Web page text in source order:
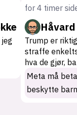
for 4 timer
Trump er
straffe
hva de gjør,
Meta må
beskytte barn